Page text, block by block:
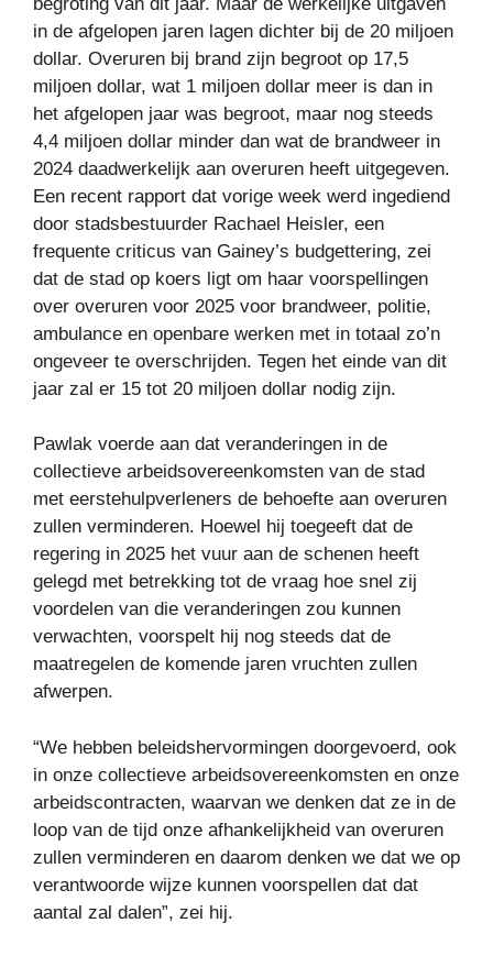
in de afgelopen jaren lagen dichter bij de 20 miljoen
dollar. Overuren bij brand zijn begroot op 17,5
miljoen dollar, wat 1 miljoen dollar meer is dan in
het afgelopen jaar was begroot, maar nog steeds
4,4 miljoen dollar minder dan wat de brandweer in
2024 daadwerkelijk aan overuren heeft uitgegeven.
Een recent rapport dat vorige week werd ingediend
door stadsbestuurder Rachael Heisler, een
frequente criticus van Gainey’s budgettering, zei
dat de stad op koers ligt om haar voorspellingen
over overuren voor 2025 voor brandweer, politie,
ambulance en openbare werken met in totaal zo’n
ongeveer te overschrijden. Tegen het einde van dit
jaar zal er 15 tot 20 miljoen dollar nodig zijn.
Pawlak voerde aan dat veranderingen in de
collectieve arbeidsovereenkomsten van de stad
met eerstehulpverleners de behoefte aan overuren
zullen verminderen. Hoewel hij toegeeft dat de
regering in 2025 het vuur aan de schenen heeft
gelegd met betrekking tot de vraag hoe snel zij
voordelen van die veranderingen zou kunnen
verwachten, voorspelt hij nog steeds dat de
maatregelen de komende jaren vruchten zullen
afwerpen.
“We hebben beleidshervormingen doorgevoerd, ook
in onze collectieve arbeidsovereenkomsten en onze
arbeidscontracten, waarvan we denken dat ze in de
loop van de tijd onze afhankelijkheid van overuren
zullen verminderen en daarom denken we dat we op
verantwoorde wijze kunnen voorspellen dat dat
aantal zal dalen”, zei hij.